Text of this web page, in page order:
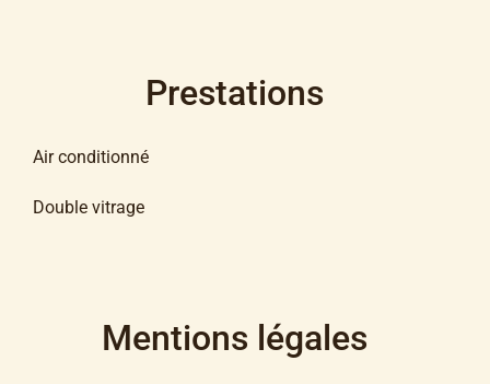
Prestations
Air conditionné
Double vitrage
Mentions légales